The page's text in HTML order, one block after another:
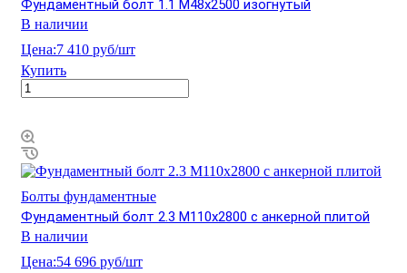
Фундаментный болт 1.1 М48х2500 изогнутый
В наличии
Цена:7 410 руб/шт
Купить
Болты фундаментные
Фундаментный болт 2.3 М110х2800 с анкерной плитой
В наличии
Цена:54 696 руб/шт